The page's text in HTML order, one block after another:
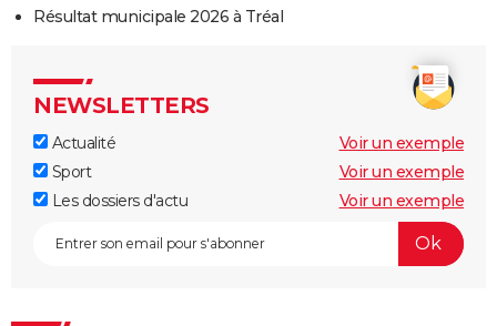
Résultat municipale 2026 à Tréal
NEWSLETTERS
Actualité
Voir un exemple
Sport
Voir un exemple
Les dossiers d'actu
Voir un exemple